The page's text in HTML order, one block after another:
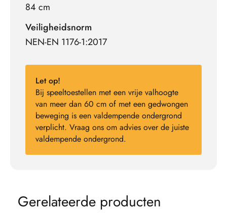
84 cm
Veiligheidsnorm
NEN-EN 1176-1:2017
Let op!
Bij speeltoestellen met een vrije valhoogte
van meer dan 60 cm of met een gedwongen
beweging is een valdempende ondergrond
verplicht. Vraag ons om advies over de juiste
valdempende ondergrond.
Gerelateerde producten